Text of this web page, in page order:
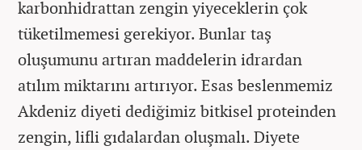
karbonhidrattan zengin yiyeceklerin çok
tüketilmemesi gerekiyor. Bunlar taş
oluşumunu artıran maddelerin idrardan
atılım miktarını artırıyor. Esas beslenmemiz
Akdeniz diyeti dediğimiz bitkisel proteinden
zengin, lifli gıdalardan oluşmalı. Diyete